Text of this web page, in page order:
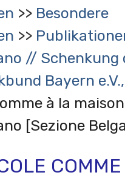
Besondere
// Schenkung
Bayern
à la
[Sezione